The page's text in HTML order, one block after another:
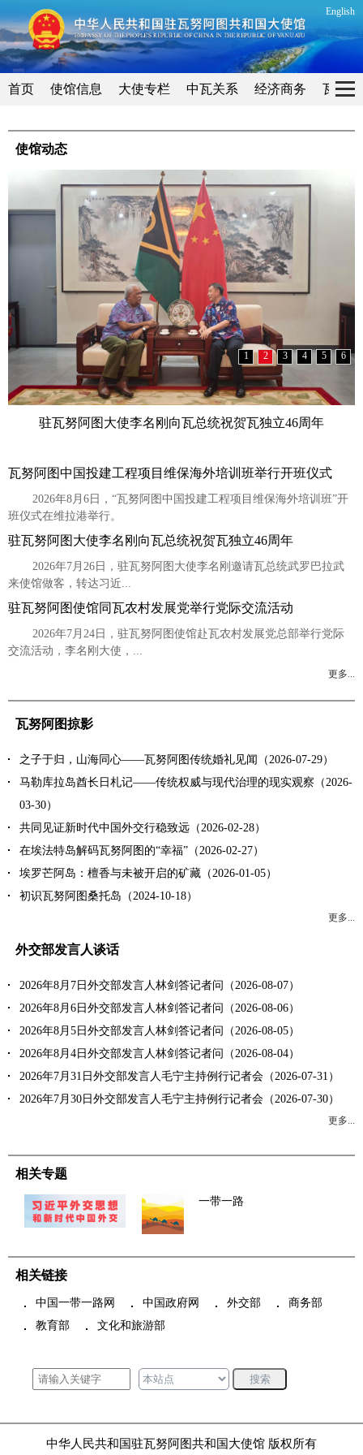
English
首页 使馆信息 大使专栏 中瓦关系 经济商务 瓦努
使馆动态
驻瓦努阿图大使李名刚向瓦总统祝贺瓦独立46周年
1 2 3 4 5 6
瓦努阿图中国投建工程项目维保海外培训班举行开班仪式
2026年8月6日，“瓦努阿图中国投建工程项目维保海外培训班”开
班仪式在维拉港举行。
驻瓦努阿图大使李名刚向瓦总统祝贺瓦独立46周年
​2026年7月26日，驻瓦努阿图大使李名刚邀请瓦总统武罗巴拉武
来使馆做客，转达习近...
驻瓦努阿图使馆同瓦农村发展党举行党际交流活动
2026年7月24日，驻瓦努阿图使馆赴瓦农村发展党总部举行党际
交流活动，李名刚大使，...
更多...
瓦努阿图掠影
之子于归，山海同心——瓦努阿图传统婚礼见闻（2026-07-29）
马勒库拉岛酋长日札记——传统权威与现代治理的现实观察（2026-
03-30）
共同见证新时代中国外交行稳致远（2026-02-28）
在埃法特岛解码瓦努阿图的“幸福”（2026-02-27）
埃罗芒阿岛：檀香与未被开启的矿藏（2026-01-05）
初识瓦努阿图桑托岛（2024-10-18）
更多...
外交部发言人谈话
2026年8月7日外交部发言人林剑答记者问（2026-08-07）
2026年8月6日外交部发言人林剑答记者问（2026-08-06）
2026年8月5日外交部发言人林剑答记者问（2026-08-05）
2026年8月4日外交部发言人林剑答记者问（2026-08-04）
2026年7月31日外交部发言人毛宁主持例行记者会（2026-07-31）
2026年7月30日外交部发言人毛宁主持例行记者会（2026-07-30）
更多...
相关专题
一带一路
相关链接
中国一带一路网 中国政府网 外交部
商务部
教育部
文化和旅游部
搜索
中华人民共和国驻瓦努阿图共和国大使馆 版权所有